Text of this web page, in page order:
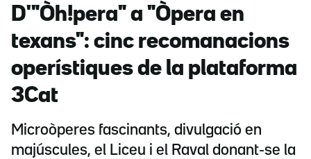
D'"Òh!pera" a "Òpera en
texans": cinc recomanacions
operístiques de la plataforma
3Cat
Microòperes fascinants, divulgació en
majúscules, el Liceu i el Raval donant-se la